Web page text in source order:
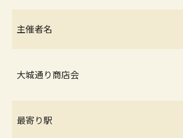
主催者名
大城通り商店会
最寄り駅